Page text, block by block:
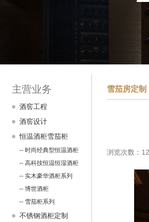
主营业务
酒窖工程
酒窖设计
恒温酒柜雪茄柜
-- 时尚经典型恒温酒柜
-- 高科技恒温恒湿酒柜
-- 实木豪华酒柜系列
-- 博世酒柜
-- 雪茄柜系列
不锈钢酒柜定制
雪茄房定制
浏览次数：